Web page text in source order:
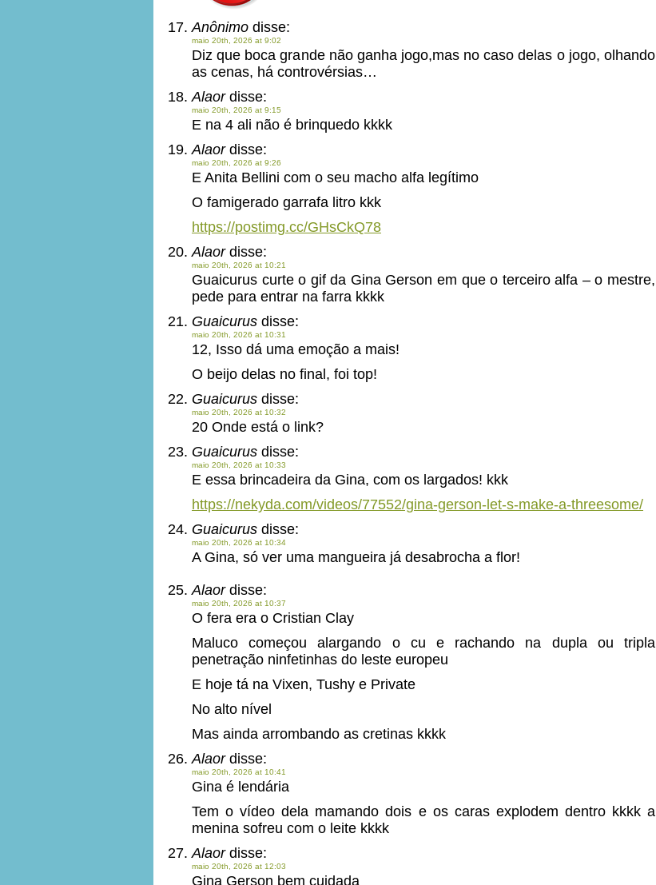
Anônimo disse:
maio 20th, 2026 at 9:02
Diz que boca grande não ganha jogo,mas no caso delas o jogo, olhando
as cenas, há controvérsias…
Alaordisse:
maio 20th, 2026 at 9:15
E na 4 ali não é brinquedo kkkk
Alaordisse:
maio 20th, 2026 at 9:26
E Anita Bellini com o seu macho alfa legítimo
O famigerado garrafa litro kkk
https://postimg.cc/GHsCkQ78
Alaordisse:
maio 20th, 2026 at 10:21
Guaicurus curte o gif da Gina Gerson em que o terceiro alfa – o mestre,
pede para entrar na farra kkkk
Guaicurus disse:
maio 20th, 2026 at 10:31
12, Isso dá uma emoção a mais!
O beijo delas no final, foi top!
Guaicurus disse:
maio 20th, 2026 at 10:32
20 Onde está o link?
Guaicurus disse:
maio 20th, 2026 at 10:33
E essa brincadeira da Gina, com os largados! kkk
https://nekyda.com/videos/77552/gina-gerson-let-s-make-a-threesome/
Guaicurus disse:
maio 20th, 2026 at 10:34
A Gina, só ver uma mangueira já desabrocha a flor!
Alaordisse:
maio 20th, 2026 at 10:37
O fera era o Cristian Clay
Maluco começou alargando o cu e rachando na dupla ou tripla
penetração ninfetinhas do leste europeu
E hoje tá na Vixen, Tushy e Private
No alto nível
Mas ainda arrombando as cretinas kkkk
Alaordisse:
maio 20th, 2026 at 10:41
Gina é lendária
Tem o vídeo dela mamando dois e os caras explodem dentro kkkk a
menina sofreu com o leite kkkk
Alaordisse:
maio 20th, 2026 at 12:03
Gina Gerson bem cuidada